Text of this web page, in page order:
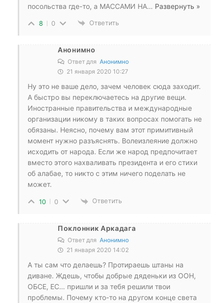
посольства где-то, а МАССАМИ НА… Развернуть »
8 0 Ответить
Анонимно
Ответ для Анонимно
21 января 2020 10:27
Ну это не ваше дело, зачем человек сюда заходит.
А быстро вы переключаетесь на другие вещи.
Иностранные правительства и международные
организации никому в таких вопросах помогать не
обязаны. Неясно, почему вам этот примитивный
момент нужно разъяснять. Волеизлеяние должно
исходить от народа. Если же народ предпочитает
вместо этого нахваливать президента и его стихи
об алабае, то никто с этим ничего поделать не
может.
10 0 Ответить
Поклонник Аркадага
Ответ для Анонимно
21 января 2020 14:02
А ты сам что делаешь? Протираешь штаны на
диване. Ждешь, чтобы добрые дяденьки из ООН,
ОБСЕ, ЕС… пришли и за тебя решили твои
проблемы. Почему кто-то на другом конце света